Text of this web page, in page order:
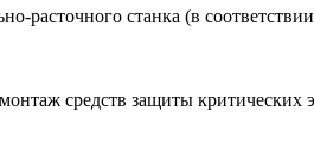
расточного станка (в
средств защиты